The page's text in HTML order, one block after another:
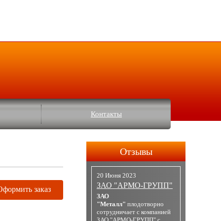
Контакты
заказ
Отзывы
20 Июня 2023
ЗАО "АРМО-ГРУПП"
ЗАО
"Металл" плодотворно
сотрудничает с компанией